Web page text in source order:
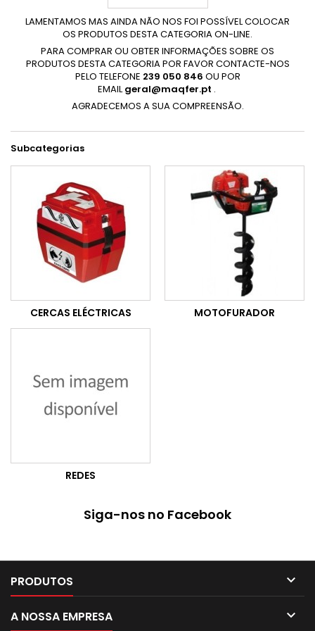
LAMENTAMOS MAS AINDA NÃO NOS FOI POSSÍVEL COLOCAR
OS PRODUTOS DESTA CATEGORIA ON-LINE.
PARA COMPRAR OU OBTER INFORMAÇÕES SOBRE OS
PRODUTOS DESTA CATEGORIA POR FAVOR CONTACTE-NOS
PELO TELEFONE 239 050 846 OU POR
EMAILgeral@maqfer.pt .
AGRADECEMOS A SUA COMPREENSÃO.
Subcategorias
CERCAS ELÉCTRICAS MOTOFURADOR
REDES
Siga-nos no Facebook
PRODUTOS 
A NOSSA EMPRESA 